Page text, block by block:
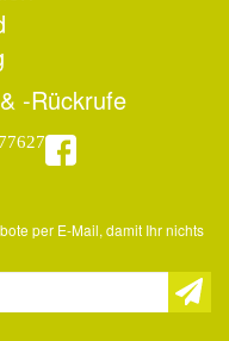
-Rückrufe
per E-Mail, damit Ihr nichts